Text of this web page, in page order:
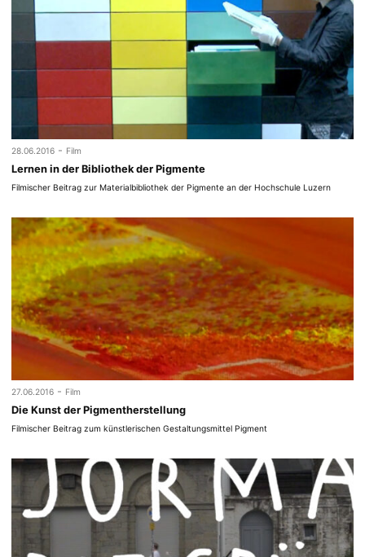
28.06.2016 - Film
Lernen in der Bibliothek der Pigmente
Filmischer Beitrag zur Materialbibliothek der Pigmente an der Hochschule Luzern
27.06.2016 - Film
Die Kunst der Pigmentherstellung
Filmischer Beitrag zum künstlerischen Gestaltungsmittel Pigment